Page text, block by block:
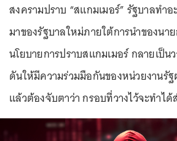
สงครามปราบ “สแกมเมอร์” รัฐบาลทำอ
มาของรัฐบาลใหม่ภายใต้การนำของน
นโยบายการปราบสแกมเมอร์ กลายเป็
ดันให้มีความร่วมมือกันของหน่วยงานรั
แล้วต้องจับตาว่า กรอบที่วางไว้จะทำได้